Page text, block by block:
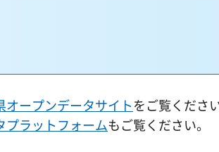
オープンデータサイトをご覧くださ
プラットフォームもご覧ください。